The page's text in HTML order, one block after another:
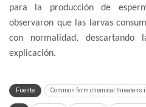
para la producción de
observaron que las larvas
con normalidad,
explicación.
Fuente Common farm chemical threatens